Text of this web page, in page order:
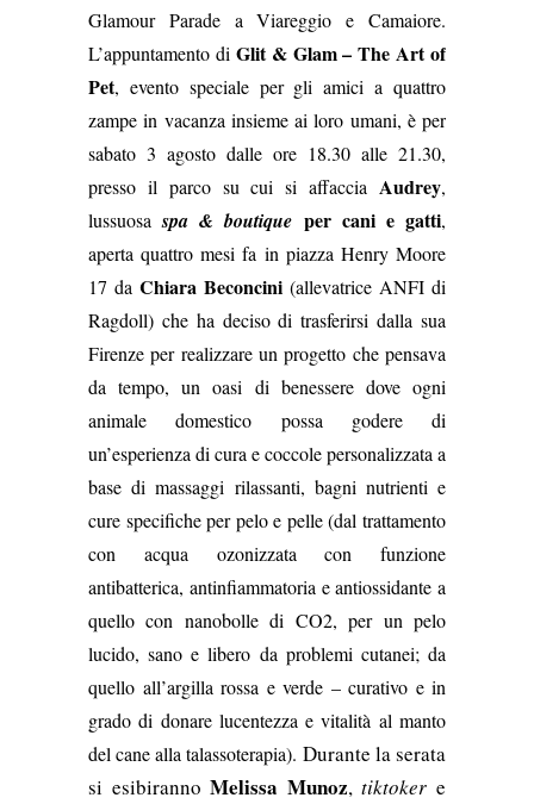
Glamour Parade a Viareggio e Camaiore.
L’appuntamento di Glit & Glam – The Art of
Pet, evento speciale per gli amici a quattro
zampe in vacanza insieme ai loro umani, è per
sabato 3 agosto dalle ore 18.30 alle 21.30,
presso il parco su cui si affaccia Audrey,
lussuosaspa & boutique per cani e gatti,
aperta quattro mesi fa in piazza Henry Moore
17 da Chiara Beconcini (allevatrice ANFI di
Ragdoll) che ha deciso di trasferirsi dalla sua
Firenze per realizzare un progetto che pensava
da tempo, un oasi di benessere dove ogni
animale domestico possa godere di
un’esperienza di cura e coccole personalizzata a
base di massaggi rilassanti, bagni nutrienti e
cure specifiche per pelo e pelle (dal trattamento
con acqua ozonizzata con funzione
antibatterica, antinfiammatoria e antiossidante a
quello con nanobolle di CO2, per un pelo
lucido, sano e libero da problemi cutanei; da
quello all’argilla rossa e verde – curativo e in
grado di donare lucentezza e vitalità al manto
del cane alla talassoterapia). Durante la serata
si esibirannoMelissa Munoz,tiktoker e